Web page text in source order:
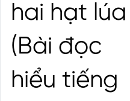
hai hạt lúa
(Bài đọc
hiểu tiếng